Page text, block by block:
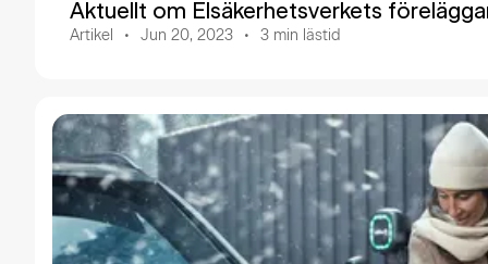
Aktuellt om Elsäkerhetsverkets
Artikel Jun 20, 2023 3 min lästid